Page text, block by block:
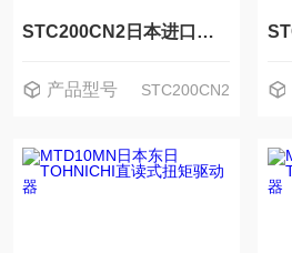
STC200CN2日本进口东日TOHNICHI直读式扭矩驱动器
产品型号 STC200CN2